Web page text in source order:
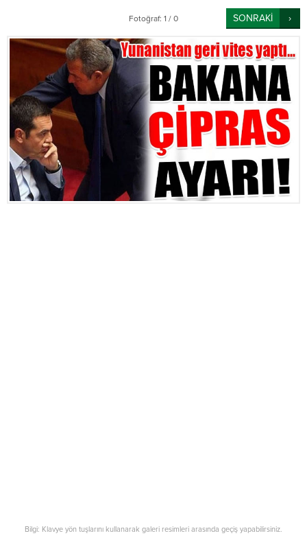
Fotoğraf: 1 / 0 SONRAKİ
Bilgi: Klavye yön tuşlarını kullanarak galeri resimleri arasında geçiş yapabilirsiniz.